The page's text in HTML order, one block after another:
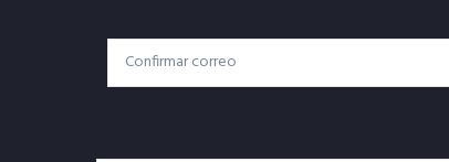
Correo
Electrónico
Correo Electrónico